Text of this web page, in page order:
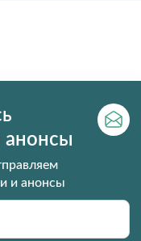
анонсы
и анонсы